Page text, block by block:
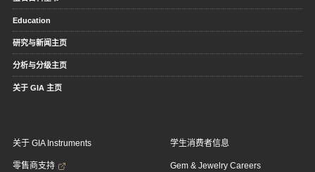
Education
研究与新闻主页
分析与分级主页
关于 GIA 主页
关于 GIA Instruments
零售商支持
学生消费者信息
Gem & Jewelry Careers